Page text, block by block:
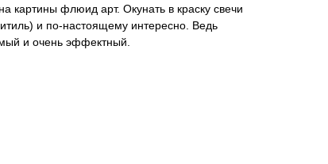
картины флюид арт. Окунать в краску свечи
и по-настоящему интересно. Ведь
и очень эффектный.